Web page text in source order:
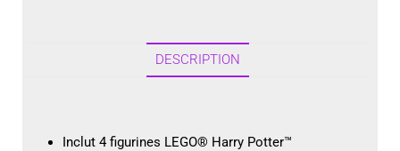
DESCRIPTION
Inclut 4 figurines LEGO® Harry Potter™